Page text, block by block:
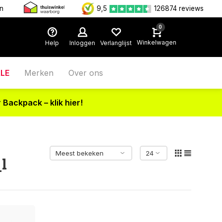
9,5 126874 reviews
Help Inloggen Verlanglijst
0
Winkelwagen
Merken Over ons
– klik hier!